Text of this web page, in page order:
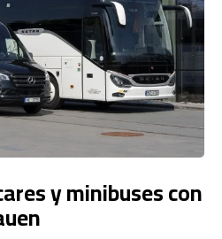
y minibuses con